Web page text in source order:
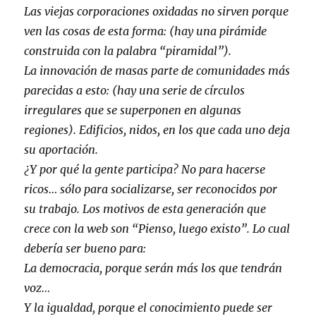
Las viejas corporaciones oxidadas no sirven porque
ven las cosas de esta forma: (hay una pirámide
construida con la palabra “piramidal”).
La innovación de masas parte de comunidades más
parecidas a esto: (hay una serie de círculos
irregulares que se superponen en algunas
regiones). Edificios, nidos, en los que cada uno deja
su aportación.
¿Y por qué la gente participa? No para hacerse
ricos… sólo para socializarse, ser reconocidos por
su trabajo. Los motivos de esta generación que
crece con la web son “Pienso, luego existo”. Lo cual
debería ser bueno para:
La democracia, porque serán más los que tendrán
voz…
Y la igualdad, porque el conocimiento puede ser